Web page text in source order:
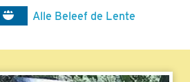
Alle Beleef de Lente